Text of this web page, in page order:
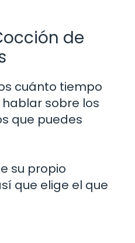
de
cuánto tiempo
sobre los
que puedes
su propio
que elige el que